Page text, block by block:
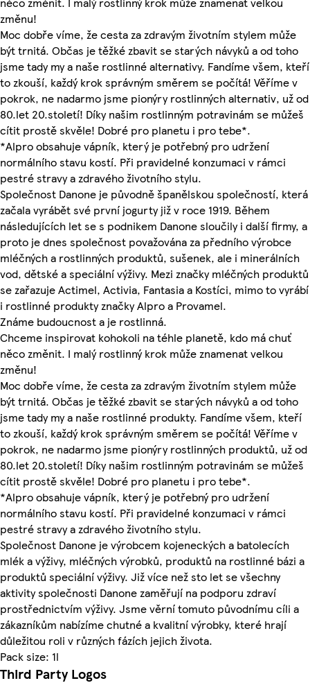
změnu!
Moc dobře víme, že cesta za zdravým životním stylem může
být trnitá. Občas je těžké zbavit se starých návyků a od toho
jsme tady my a naše rostlinné alternativy. Fandíme všem, kteří
to zkouší, každý krok správným směrem se počítá! Věříme v
pokrok, ne nadarmo jsme pionýry rostlinných alternativ, už od
80.let 20.století! Díky našim rostlinným potravinám se můžeš
cítit prostě skvěle! Dobré pro planetu i pro tebe*.
*Alpro obsahuje vápník, který je potřebný pro udržení
normálního stavu kostí. Při pravidelné konzumaci v rámci
pestré stravy a zdravého životního stylu.
Společnost Danone je původně španělskou společností, která
začala vyrábět své první jogurty již v roce 1919. Během
následujících let se s podnikem Danone sloučily i další firmy, a
proto je dnes společnost považována za předního výrobce
mléčných a rostlinných produktů, sušenek, ale i minerálních
vod, dětské a speciální výživy. Mezi značky mléčných produktů
se zařazuje Actimel, Activia, Fantasia a Kostíci, mimo to vyrábí
i rostlinné produkty značky Alpro a Provamel.
Známe budoucnost a je rostlinná.
Chceme inspirovat kohokoli na téhle planetě, kdo má chuť
něco změnit. I malý rostlinný krok může znamenat velkou
změnu!
Moc dobře víme, že cesta za zdravým životním stylem může
být trnitá. Občas je těžké zbavit se starých návyků a od toho
jsme tady my a naše rostlinné produkty. Fandíme všem, kteří
to zkouší, každý krok správným směrem se počítá! Věříme v
pokrok, ne nadarmo jsme pionýry rostlinných produktů, už od
80.let 20.století! Díky našim rostlinným potravinám se můžeš
cítit prostě skvěle! Dobré pro planetu i pro tebe*.
*Alpro obsahuje vápník, který je potřebný pro udržení
normálního stavu kostí. Při pravidelné konzumaci v rámci
pestré stravy a zdravého životního stylu.
Společnost Danone je výrobcem kojeneckých a batolecích
mlék a výživy, mléčných výrobků, produktů na rostlinné bázi a
produktů speciální výživy. Již více než sto let se všechny
aktivity společnosti Danone zaměřují na podporu zdraví
prostřednictvím výživy. Jsme věrní tomuto původnímu cíli a
zákazníkům nabízíme chutné a kvalitní výrobky, které hrají
důležitou roli v různých fázích jejich života.
Pack size: 1l
Third Party Logos